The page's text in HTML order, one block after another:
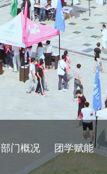
部门概况 团学赋能